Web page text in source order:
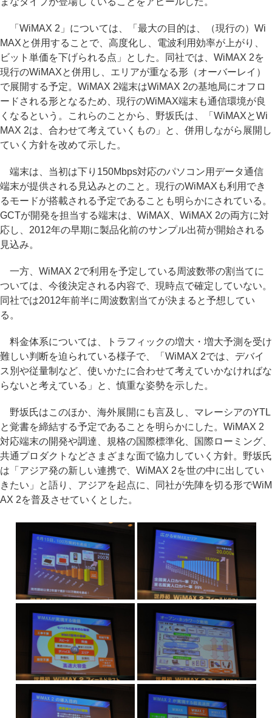
「WiMAX 2」については、「最大の目的は、（現行の）Wi
MAXと併用することで、高度化し、電波利用効率が上がり、
ビット単価を下げられる点」とした。同社では、WiMAX 2を
現行のWiMAXと併用し、エリアが重なる形（オーバーレイ）
で展開する予定。WiMAX 2端末はWiMAX 2の基地局にオフロ
ードされる形となるため、現行のWiMAX端末も通信環境が良
くなるという。これらのことから、野坂氏は、「WiMAXとWi
MAX 2は、合わせて考えていくもの」と、併用しながら展開し
ていく方針を改めて示した。
端末は、当初は下り150Mbps対応のパソコン用データ通信
端末が提供される見込みとのこと。現行のWiMAXも利用でき
るモードが搭載される予定であることも明らかにされている。
GCTが開発を担当する端末は、WiMAX、WiMAX 2の両方に対
応し、2012年の早期に製品化前のサンプル出荷が開始される
見込み。
一方、WiMAX 2で利用を予定している周波数帯の割当てに
ついては、今後決定される内容で、現時点で確定していない。
同社では2012年前半に周波数割当てが決まると予想してい
る。
料金体系については、トラフィックの増大・増大予測を受け
難しい判断を迫られている様子で、「WiMAX 2では、デバイ
ス別や従量制など、使いかたに合わせて考えていかなければな
らないと考えている」と、慎重な姿勢を示した。
野坂氏はこのほか、海外展開にも言及し、マレーシアのYTL
と覚書を締結する予定であることを明らかにした。WiMAX 2
対応端末の開発や調達、規格の国際標準化、国際ローミング、
共通プロダクトなどさまざまな面で協力していく方針。野坂氏
は「アジア発の新しい連携で、WiMAX 2を世の中に出してい
きたい」と語り、アジアを起点に、同社が先陣を切る形でWiM
AX 2を普及させていくとした。